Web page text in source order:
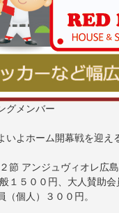
グメンバー
いよホーム開幕戦を迎え
節 アンジュヴィオレ広
１５００円、大人賛助
個人）３００円。